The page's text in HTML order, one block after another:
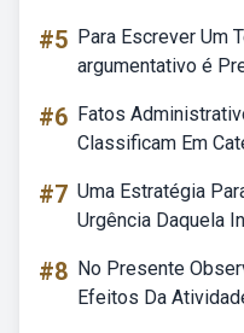
#5 Para Escrever Um
argumentativo é
#6 Fatos
Classificam Em
#7 Uma Estratégia
Urgência Daquela
#8 No Presente
Efeitos Da